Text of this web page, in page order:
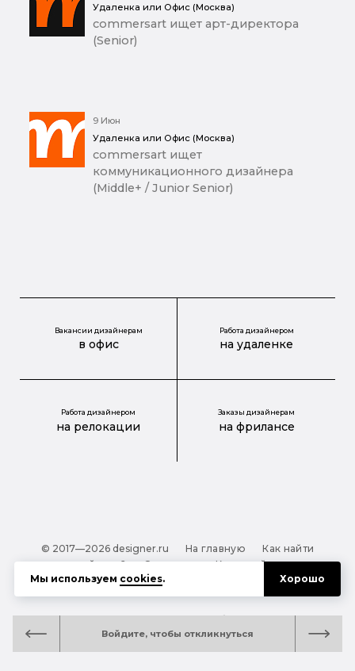
Войдите, чтобы откликнуться
Удаленка или Офис (Москва)
commersart ищет арт-директора
(Senior)
9 Июн
Удаленка или Офис (Москва)
commersart ищет
коммуникационного дизайнера
(Middle+ / Junior Senior)
Вакансии дизайнерам
в офис
Работа дизайнером
на удаленке
Работа дизайнером
на релокации
Заказы дизайнерам
на фрилансе
© 2017—2026 designer.ru На главную
Как найти
дизайнера?
О проекте
Карта сайта
Обработка персональных данных
Файлы cookie
Полезная подсказка:
Как выбрать дизайнера:
руководство для тех, кто заказывает дизайн
Мы используем cookies. Хорошо